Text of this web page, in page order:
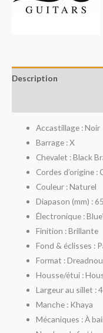
Description
Accastillage : Noir
Barrage : X
Chevalet : Black
Cordes d’origine
Couleur : Naturel
Diapason (mm) :
Électronique :
Finition : Brillante
Fond & éclisses :
Format :
Housse/étui :
Largeur au sillet :
Manche : Khaya
Mécaniques : À